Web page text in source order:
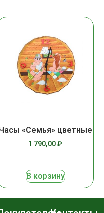
Часы «Семья» цветные
1 790,00₽
В корзину